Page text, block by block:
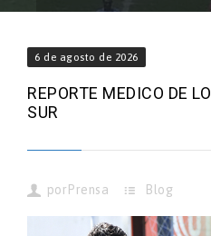
6 de agosto de 2026
REPORTE MEDICO DE
SUR
por Prensa Blog